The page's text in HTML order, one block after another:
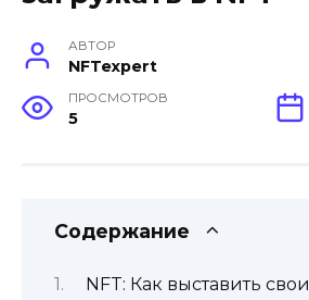
АВТОР
NFTexpert
ПРОСМОТРОВ
5
Содержание
NFT: Как выставить свои